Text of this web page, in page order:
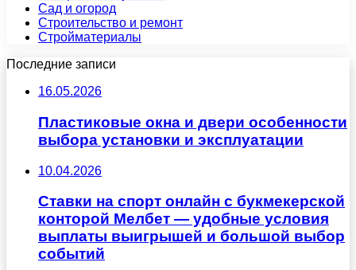
Сад и огород
Строительство и ремонт
Стройматериалы
Последние записи
16.05.2026
Пластиковые окна и двери особенности
выбора установки и эксплуатации
10.04.2026
Ставки на спорт онлайн с букмекерской
конторой Мелбет — удобные условия
выплаты выигрышей и большой выбор
событий